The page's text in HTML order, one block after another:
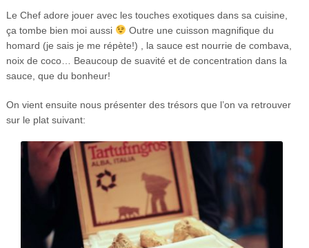
Le Chef adore jouer avec les touches exotiques dans sa cuisine,
ça tombe bien moi aussi
Outre une cuisson magnifique du
homard (je sais je me répète!) , la sauce est nourrie de combava,
noix de coco… Beaucoup de suavité et de concentration dans la
sauce, que du bonheur!
On vient ensuite nous présenter des trésors que l’on va retrouver
sur le plat suivant: